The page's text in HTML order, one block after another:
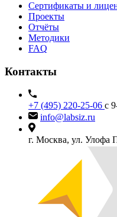
Сертификаты и
Проекты
Отчёты
Методики
FAQ
Контакты
+7 (495) 220-25-06 с
info@labsiz.ru
г. Москва, ул. Улофа